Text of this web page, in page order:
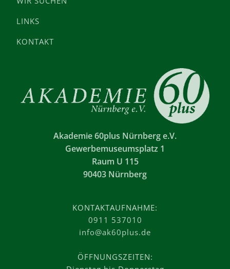
LINKS
KONTAKT
Akademie 60plus Nürnberg e.V.
Gewerbemuseumsplatz 1
Raum U 115
90403 Nürnberg
KONTAKTAUFNAHME:
0911 537010
info@ak60plus.de
ÖFFNUNGSZEITEN: